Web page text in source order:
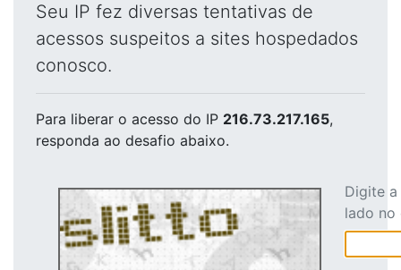
Seu IP fez diversas tentativas de
acessos suspeitos a sites hospedados
conosco.
Para liberar o acesso do IP 216.73.217.165,
responda ao desafio abaixo.
Digite
lado no